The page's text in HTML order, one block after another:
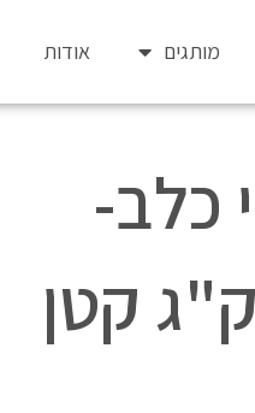
מותגים אודות
כלב-